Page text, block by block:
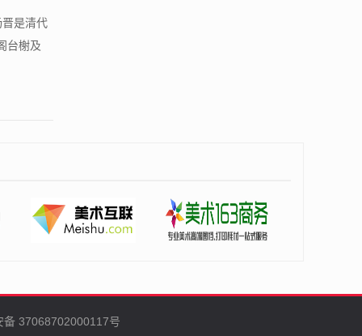
是清代
台榭及
备 37068702000117号